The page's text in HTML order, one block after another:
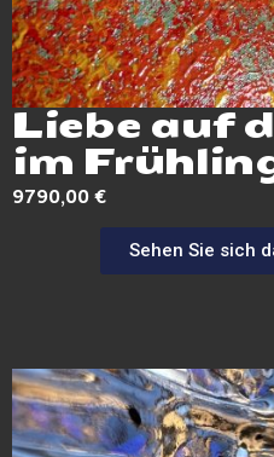
Liebe auf
im
9790,00€
Sehen Sie sich